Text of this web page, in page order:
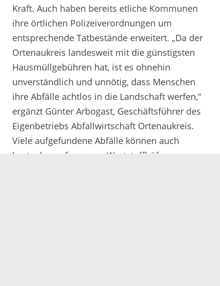
Kraft. Auch haben bereits etliche Kommunen
ihre örtlichen Polizeiverordnungen um
entsprechende Tatbestände erweitert. „Da der
Ortenaukreis landesweit mit die günstigsten
Hausmüllgebühren hat, ist es ohnehin
unverständlich und unnötig, dass Menschen
ihre Abfälle achtlos in die Landschaft werfen,“
ergänzt Günter Arbogast, Geschäftsführer des
Eigenbetriebs Abfallwirtschaft Ortenaukreis.
Viele aufgefundene Abfälle können auch
kostenlos auf unseren Wertstoffhöfen